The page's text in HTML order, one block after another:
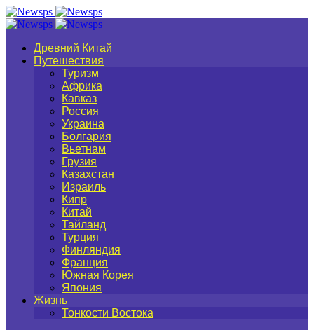
Древний Китай
Путешествия
Туризм
Африка
Кавказ
Россия
Украина
Болгария
Вьетнам
Грузия
Казахстан
Израиль
Кипр
Китай
Тайланд
Турция
Финляндия
Франция
Южная Корея
Япония
Жизнь
Тонкости Востока